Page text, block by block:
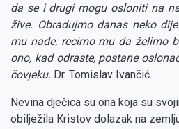
da se i drugi mogu osloniti na
žive. Obradujmo danas neko
mu nade, recimo mu da želimo
ono, kad odraste, postane
čovjeku. Dr. Tomislav Ivančić
Nevina dječica su ona koja su
obilježila Kristov dolazak na